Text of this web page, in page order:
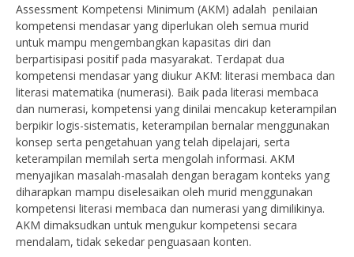
Assessment Kompetensi Minimum (AKM) adalah penilaian
kompetensi mendasar yang diperlukan oleh semua murid
untuk mampu mengembangkan kapasitas diri dan
berpartisipasi positif pada masyarakat. Terdapat dua
kompetensi mendasar yang diukur AKM: literasi membaca dan
literasi matematika (numerasi). Baik pada literasi membaca
dan numerasi, kompetensi yang dinilai mencakup keterampilan
berpikir logis-sistematis, keterampilan bernalar menggunakan
konsep serta pengetahuan yang telah dipelajari, serta
keterampilan memilah serta mengolah informasi. AKM
menyajikan masalah-masalah dengan beragam konteks yang
diharapkan mampu diselesaikan oleh murid menggunakan
kompetensi literasi membaca dan numerasi yang dimilikinya.
AKM dimaksudkan untuk mengukur kompetensi secara
mendalam, tidak sekedar penguasaan konten.